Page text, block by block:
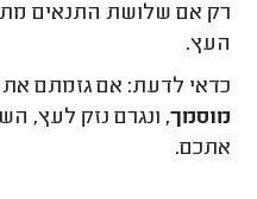
רק אם שלושת התנאים
העץ.
כדאי לדעת: אם גזמתם
מוסמך, ונגרם נזק לעץ,
אתכם.